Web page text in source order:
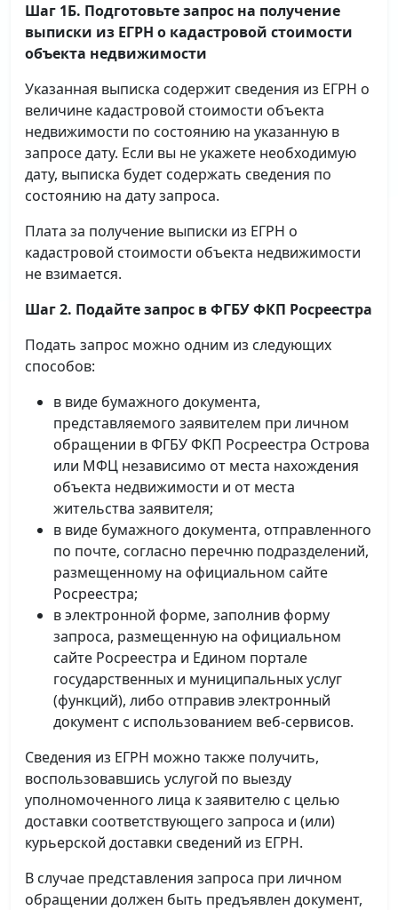
Шаг 1Б. Подготовьте запрос на получение
выписки из ЕГРН о кадастровой стоимости
объекта недвижимости
Указанная выписка содержит сведения из ЕГРН о
величине кадастровой стоимости объекта
недвижимости по состоянию на указанную в
запросе дату. Если вы не укажете необходимую
дату, выписка будет содержать сведения по
состоянию на дату запроса.
Плата за получение выписки из ЕГРН о
кадастровой стоимости объекта недвижимости
не взимается.
Шаг 2. Подайте запрос в ФГБУ ФКП Росреестра
Подать запрос можно одним из следующих
способов:
в виде бумажного документа,
представляемого заявителем при личном
обращении в ФГБУ ФКП Росреестра Острова
или МФЦ независимо от места нахождения
объекта недвижимости и от места
жительства заявителя;
в виде бумажного документа, отправленного
по почте, согласно перечню подразделений,
размещенному на официальном сайте
Росреестра;
в электронной форме, заполнив форму
запроса, размещенную на официальном
сайте Росреестра и Едином портале
государственных и муниципальных услуг
(функций), либо отправив электронный
документ с использованием веб-сервисов.
Сведения из ЕГРН можно также получить,
воспользовавшись услугой по выезду
уполномоченного лица к заявителю с целью
доставки соответствующего запроса и (или)
курьерской доставки сведений из ЕГРН.
В случае представления запроса при личном
обращении должен быть предъявлен документ,